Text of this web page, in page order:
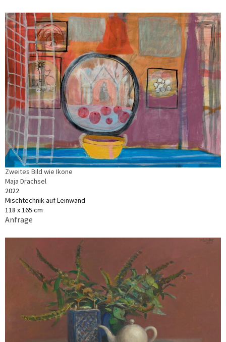
Zweites Bild wie Ikone
Maja Drachsel
2022
Mischtechnik auf Leinwand
118 x 165 cm
Anfrage